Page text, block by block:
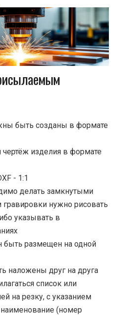
быть созданы в формате
изделия в формате
- 1:1
делать замкнутыми
нужно рисовать
указывать в
быть размещен на одной
наложены друг на друга
список или
на резку, с указанием
(номер